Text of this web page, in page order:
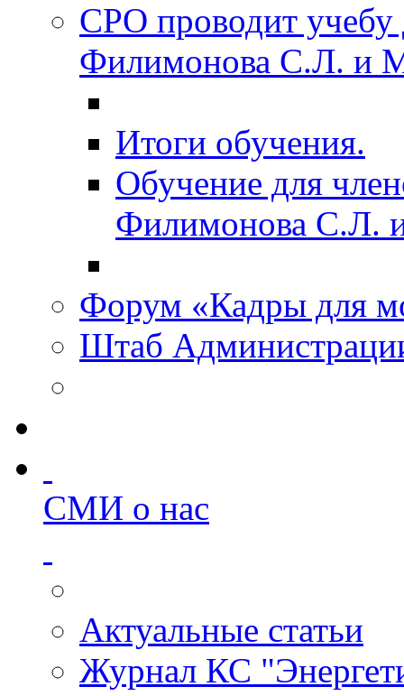
СРО проводит учебу
Филимонова С.Л. и
Итоги обучения.
Обучение для
Филимонова С.Л.
Форум «Кадры для
Штаб
СМИ о нас
Актуальные статьи
Журнал КС